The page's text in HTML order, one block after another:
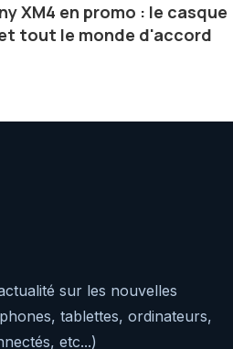
XM4 en promo : le casque
tout le monde d'accord
sur les nouvelles
tablettes, ordinateurs,
etc...)